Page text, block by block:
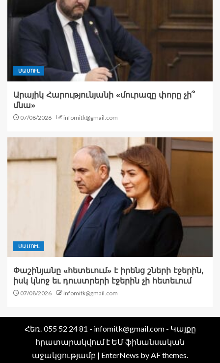
ՄԱՄՈՒԼ
Արայիկ Հարությունյանի «մուրազը փորը չի՞
մնա»
07/08/2026 infomitk@gmail.com
ՄԱՄՈՒԼ
Փաշինյանը «հետեւում» է իրենց շների էջերին,
իսկ կնոջ եւ դուստրերի էջերին չի հետեւում
07/08/2026 infomitk@gmail.com
Հեռ․ 055 52 24 81 - infomitk@gmail.com - Կայքը
հրատարակվում է ԵՄ ֆինանսական
աջակցությամբ | EnterNews by AF themes.